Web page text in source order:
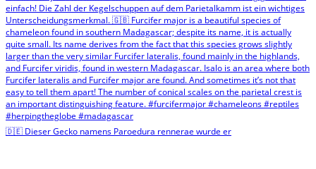
🇩🇪 Dieser Gecko namens Paroedura rennerae wurde er